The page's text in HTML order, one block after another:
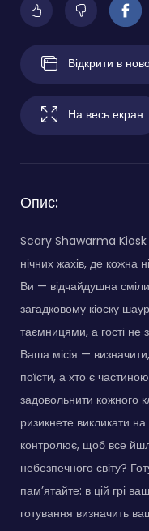
Відкрити в
На весь екран
Опис:
Scary Shawarma
нічних жахів, де кожна
Ви — відчайдушна
загадковому кіоску
таємницями, а гості не
Ваша місія — визначити,
поїсти, а хто є
задовольнити кожного
ризикнете викликати
контролює, щоб все
небезпечного світу?
пам’ятайте: в цій грі
готування визначить